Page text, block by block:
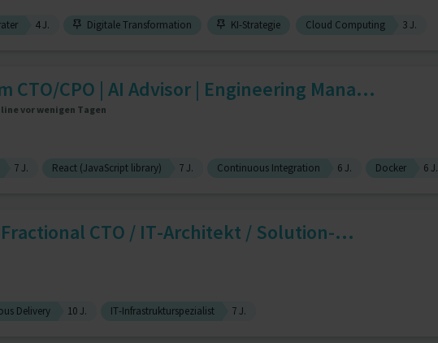
4 J. Digitale Transformation KI-Strategie Cloud Computing 3 J.
CTO/CPO | AI Advisor | Engineering Mana...
vor wenigen Tagen
7 J. React (JavaScript library) 7 J. Continuous Integration 6 J. Docker 6 J.
Fractional CTO / IT-Architekt / Solution-...
Delivery 10 J. IT-Infrastrukturspezialist 7 J.